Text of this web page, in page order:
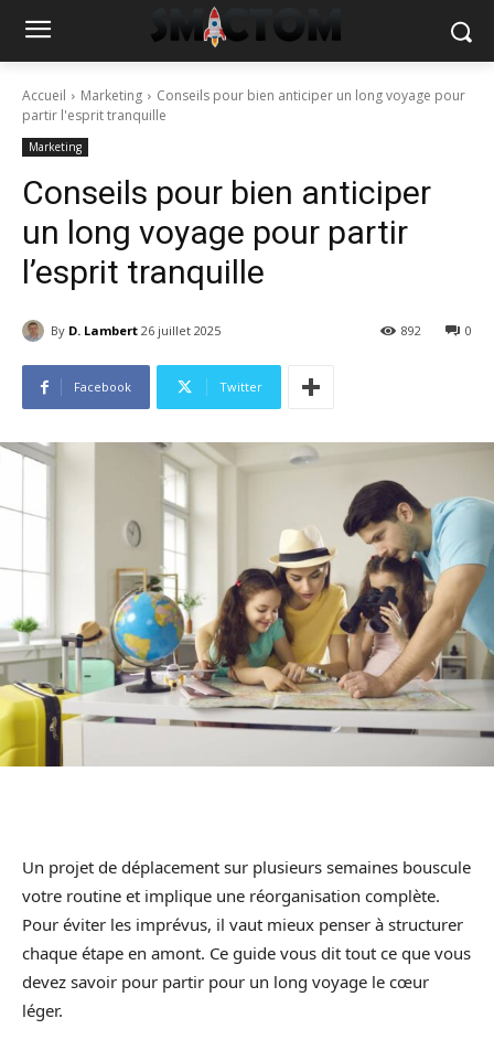
Accueil Marketing
Conseils pour bien anticiper un long voyage pour
partir l'esprit tranquille
Marketing
Conseils pour bien anticiper
un long voyage pour partir
l’esprit tranquille
By D. Lambert 26 juillet 2025 0
892
Facebook Twitter
Un projet de déplacement sur plusieurs semaines bouscule
votre routine et implique une réorganisation complète.
Pour éviter les imprévus, il vaut mieux penser à structurer
chaque étape en amont. Ce guide vous dit tout ce que vous
devez savoir pour partir pour un long voyage le cœur
léger.